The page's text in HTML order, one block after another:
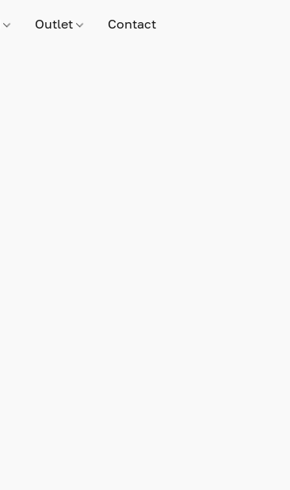
Outlet Contact